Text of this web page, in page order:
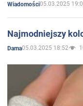
Wiadomości05.03.2025
Najmodniejszy
Dama05.03.2025 18:52